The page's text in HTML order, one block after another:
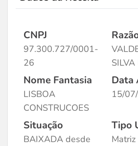
CNPJ
97.300.727/0001-
26
Nome Fantasia
LISBOA
CONSTRUCOES
Data
15/
Situação
BAIXADA desde
Tipo
Matriz